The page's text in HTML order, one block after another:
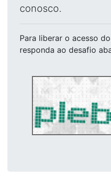
conosco.
Para liberar o acesso
responda ao desafio